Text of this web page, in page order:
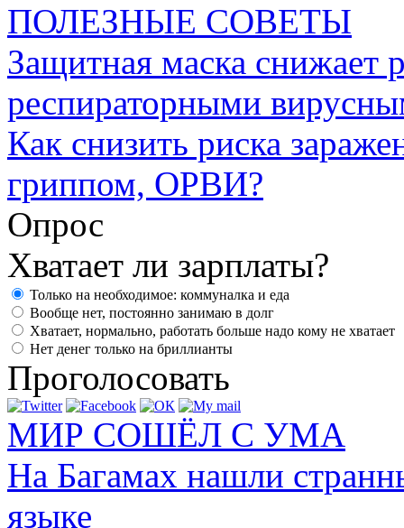
ПОЛЕЗНЫЕ СОВЕТЫ
Защитная маска снижает
респираторными
Как снизить риска
гриппом, ОРВИ?
Опрос
Хватает ли зарплаты?
Только на необходимое: коммуналка и еда
Вообще нет, постоянно занимаю в долг
Хватает, нормально, работать больше надо кому не хватает
Нет денег только на бриллианты
Проголосовать
МИР СОШЁЛ С УМА
На Багамах нашли
языке